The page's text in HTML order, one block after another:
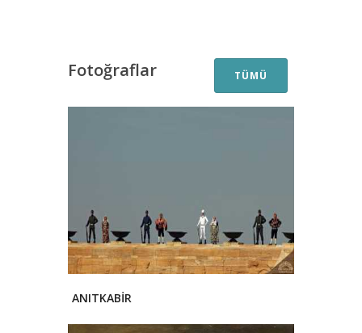
Fotoğraflar TÜMÜ
ANITKABİR